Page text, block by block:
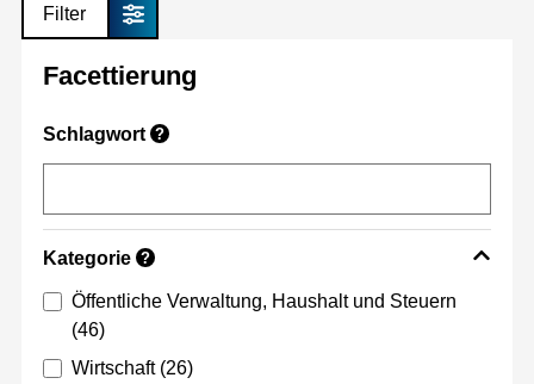
Filter
Facettierung
Schlagwort ?
Kategorie ?
Öffentliche Verwaltung, Haushalt und Steuern
(46)
Wirtschaft (26)